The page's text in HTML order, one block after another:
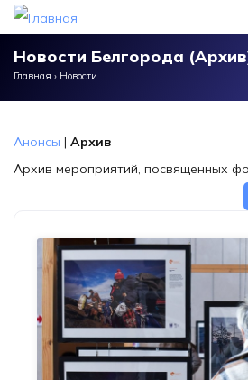
Перейти к основному содержанию
Новости Белгорода
Главная › Новости
Анонсы | Архив
Архив мероприятий, посвященных